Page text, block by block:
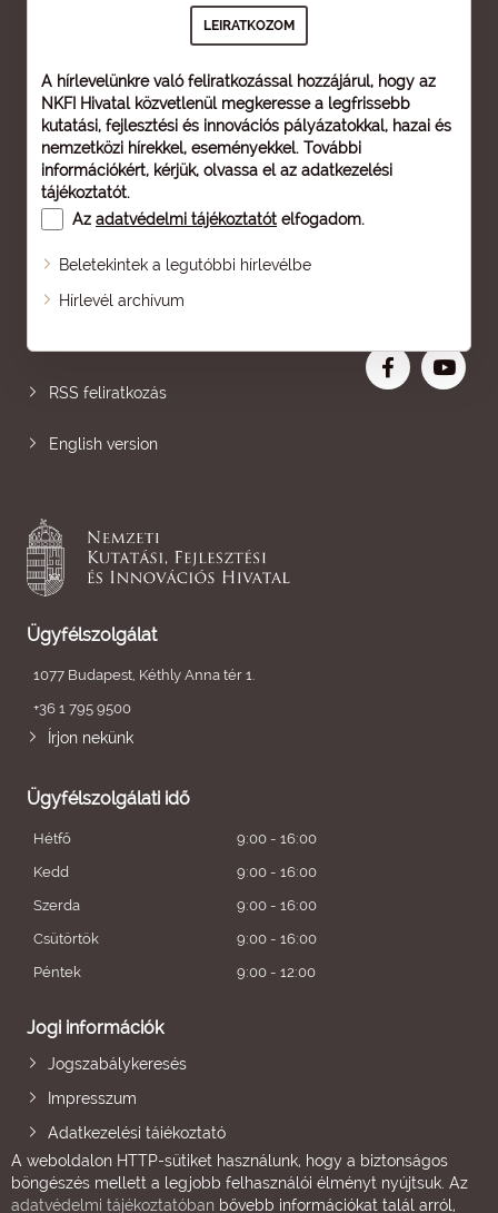
A hírlevelünkre való feliratkozással hozzájárul, hogy az
NKFI Hivatal közvetlenül megkeresse a legfrissebb
kutatási, fejlesztési és innovációs pályázatokkal, hazai és
nemzetközi hírekkel, eseményekkel. További
információkért, kérjük, olvassa el az adatkezelési
tájékoztatót.
Az adatvédelmi tájékoztatót elfogadom.
Beletekintek a legutóbbi hírlevélbe
Hírlevél archívum
Oldaltérkép
RSS feliratkozás
English version
Ügyfélszolgálat
1077 Budapest, Kéthly Anna tér 1.
+36 1 795 9500
Írjon nekünk
Ügyfélszolgálati idő
Hétfő
9:00 - 16:00
Kedd
9:00 - 16:00
Szerda
9:00 - 16:00
Csütörtök
9:00 - 16:00
Péntek
9:00 - 12:00
Jogi információk
Jogszabálykeresés
Impresszum
Adatkezelési tájékoztató
A weboldalon HTTP-sütiket használunk, hogy a biztonságos
böngészés mellett a legjobb felhasználói élményt nyújtsuk. Az
adatvédelmi tájékoztatóban bővebb információkat talál arról,